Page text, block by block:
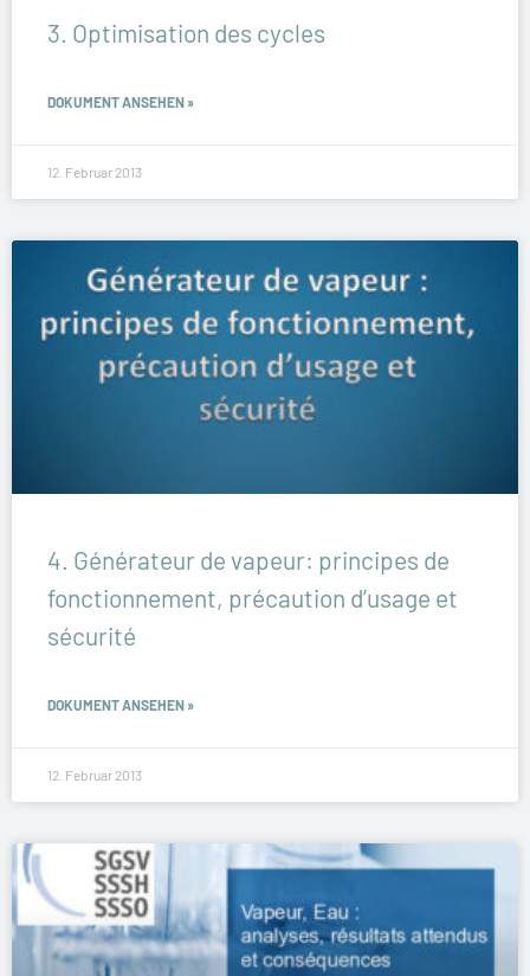
3. Optimisation des cycles
DOKUMENT ANSEHEN »
12. Februar 2013
4. Générateur de vapeur: principes de
fonctionnement, précaution d’usage et
sécurité
DOKUMENT ANSEHEN »
12. Februar 2013